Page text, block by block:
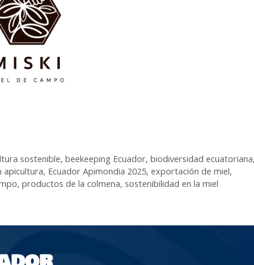
sostenible, beekeeping Ecuador, biodiversidad ecuatoriana
apicultura, Ecuador Apimondia 2025, exportación de miel,
, productos de la colmena, sostenibilidad en la miel